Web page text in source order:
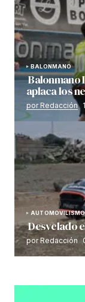
BALONMANO
Balonmano
aplaca los
por Redacción
AUTOMOVILISMO
Desvelado
por Redacción